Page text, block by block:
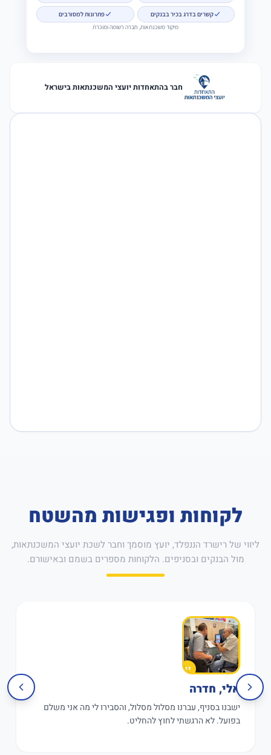
קשרים בדרג בכיר בבנקים פתרונות למסורבים
מיקוד משכנתאות, חברה רשומה ומוכרת
חבר בהתאחדות יועצי המשכנתאות בישראל
לקוחות ופגישות מהשטח
ליווי של רישרד הננפלד, יועץ מוסמך וחבר לשכת יועצי המשכנתאות,
מול הבנקים ובסניפים. הלקוחות מספרים בשמם ובאישורם.
אלי, חדרה
ישבנו בסניף, עברנו מסלול מסלול, והסבירו לי מה אני משלם
בפועל. לא הרגשתי לחוץ להחליט.